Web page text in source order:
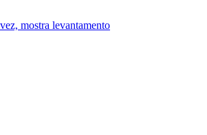
mostra levantamento